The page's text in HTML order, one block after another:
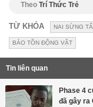
Theo Trí Thức Trẻ
TỪ KHÓA NAI SỪNG
BẢO TỒN ĐỘNG VẬT
Tin liên quan
Phase 4
đã gây ra